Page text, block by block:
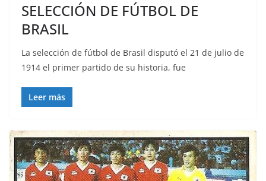
SELECCIÓN DE FÚTBOL DE
BRASIL
La selección de fútbol de Brasil disputó el 21 de julio de
1914 el primer partido de su historia, fue
Leer más